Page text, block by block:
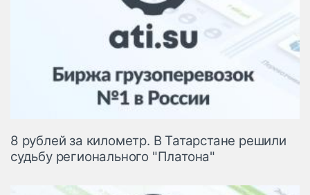
8 рублей за километр. В Татарстане решили
судьбу регионального "Платона"